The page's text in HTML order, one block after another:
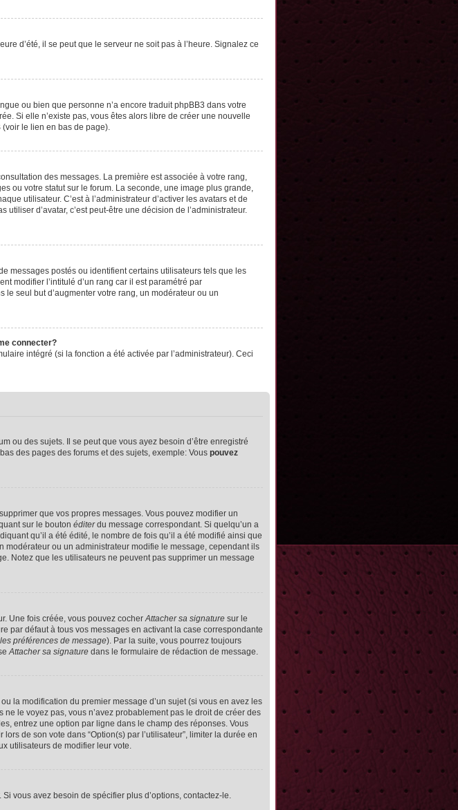
d’été, il se peut que le serveur ne soit pas à l’heure. Signalez ce
ou bien que personne n’a encore traduit phpBB3 dans votre
Si elle n’existe pas, vous êtes alors libre de créer une nouvelle
(voir le lien en bas de page).
des messages. La première est associée à votre rang,
ou votre statut sur le forum. La seconde, une image plus grande,
utilisateur. C’est à l’administrateur d’activer les avatars et de
d’avatar, c’est peut-être une décision de l’administrateur.
messages postés ou identifient certains utilisateurs tels que les
modifier l’intitulé d’un rang car il est paramétré par
le seul but d’augmenter votre rang, un modérateur ou un
connecter?
intégré (si la fonction a été activée par l’administrateur). Ceci
ou des sujets. Il se peut que vous ayez besoin d’être enregistré
des pages des forums et des sujets, exemple: Vous pouvez
que vos propres messages. Vous pouvez modifier un
sur le bouton éditerdu message correspondant. Si quelqu’un a
qu’il a été édité, le nombre de fois qu’il a été modifié ainsi que
modérateur ou un administrateur modifie le message, cependant ils
Notez que les utilisateurs ne peuvent pas supprimer un message
Une fois créée, vous pouvez cocherAttacher sa signature sur le
par défaut à tous vos messages en activant la case correspondante
préférences de message). Par la suite, vous pourrez toujours
Attacher sa signature dans le formulaire de rédaction de message.
la modification du premier message d’un sujet (si vous en avez les
ne le voyez pas, vous n’avez probablement pas le droit de créer des
entrez une option par ligne dans le champ des réponses. Vous
de son vote dans “Option(s) par l’utilisateur”, limiter la durée en
utilisateurs de modifier leur vote.
vous avez besoin de spécifier plus d’options, contactez-le.